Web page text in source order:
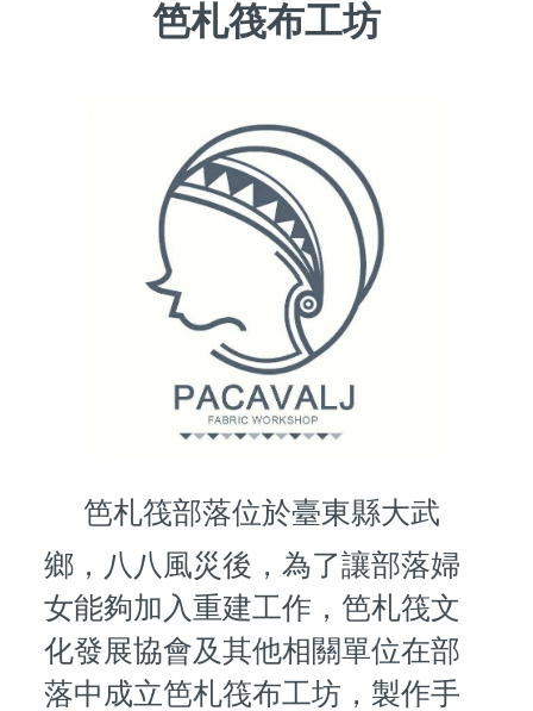
笆札筏布工坊
笆札筏部落位於臺東縣大武
鄉，八八風災後，為了讓部落婦
女能夠加入重建工作，笆札筏文
化發展協會及其他相關單位在部
落中成立笆札筏布工坊，製作手